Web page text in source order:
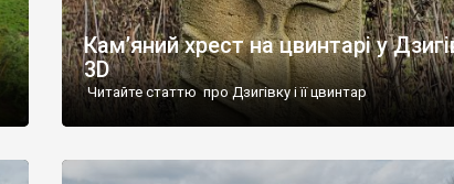
Кам’яний хрест на цвинтарі у
3D
Читайте статтю про Дзигівку і її цвинтар